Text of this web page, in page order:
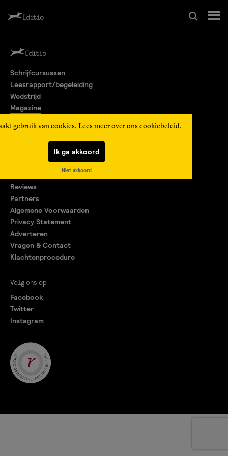
Leesrapport/begeleiding
Wedstrijd
Editio Producties
gebruik van cookies. Lees meer over ons cookiebeleid.
Ik ga akkoord
Niet akkoord
Schrijfcursussen
Leesrapport/begeleiding
Wedstrijd
Magazine
Reviews
Partners
Algemene Voorwaarden
Privacy Statement
Adverteren
Vragen & Contact
Klachtenprocedure
Volg ons op
Facebook
Twitter
Instagram